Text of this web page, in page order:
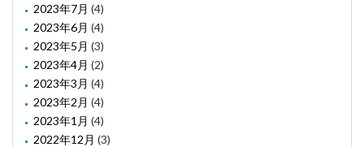
2023年7月 (4)
2023年6月 (4)
2023年5月 (3)
2023年4月 (2)
2023年3月 (4)
2023年2月 (4)
2023年1月 (4)
2022年12月 (3)